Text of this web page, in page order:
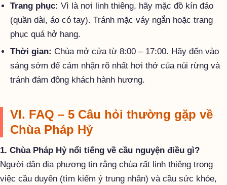
Trang phục: Vì là nơi linh thiêng, hãy mặc đồ kín đáo
(quần dài, áo có tay). Tránh mặc váy ngắn hoặc trang
phục quá hở hang.
Thời gian: Chùa mở cửa từ 8:00 – 17:00. Hãy đến vào
sáng sớm để cảm nhận rõ nhất hơi thở của núi rừng và
tránh đám đông khách hành hương.
VI. FAQ – 5 Câu hỏi thường gặp về
Chùa Pháp Hỷ
1. Chùa Pháp Hỷ nổi tiếng về cầu nguyện điều gì?
Người dân địa phương tin rằng chùa rất linh thiêng trong
việc cầu duyên (tìm kiếm ý trung nhân) và cầu sức khỏe,